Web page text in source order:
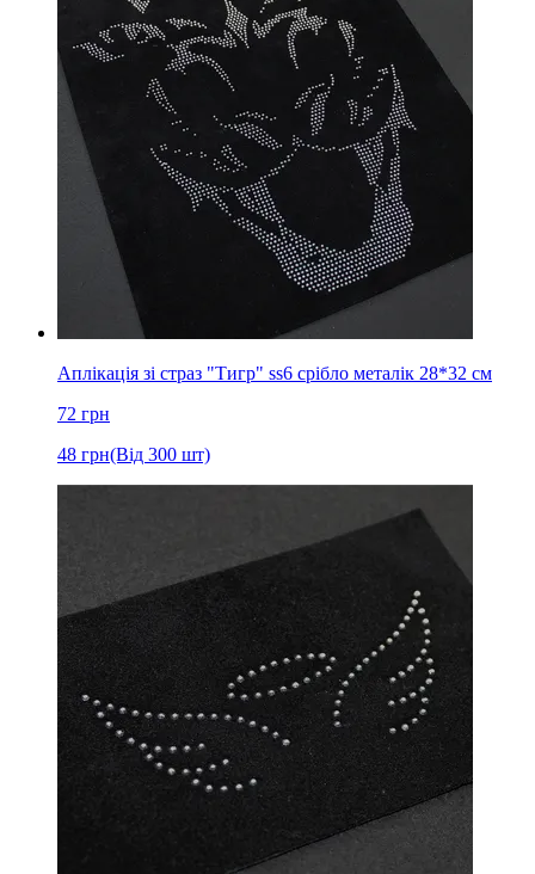
Аплікація зі страз "Тигр" ss6 срібло металік 28*32 см
72 грн
48 грн(Від 300 шт)